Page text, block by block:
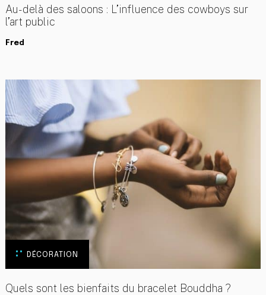
Au-delà des saloons : L’influence des cowboys sur
l’art public
Fred
DÉCORATION
Quels sont les bienfaits du bracelet Bouddha ?